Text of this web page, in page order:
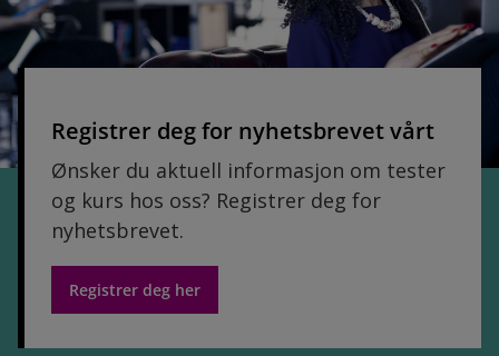
Registrer deg for nyhetsbrevet vårt
Ønsker du aktuell informasjon om tester
og kurs hos oss? Registrer deg for
nyhetsbrevet.
Registrer deg her